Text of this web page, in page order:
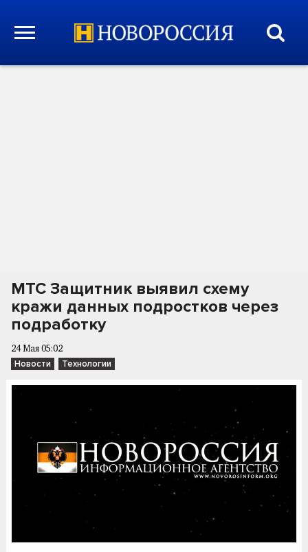
МТС Защитник выявил схему
кражи данных подростков через
подработку
24 Мая 05:02
Новости Технологии